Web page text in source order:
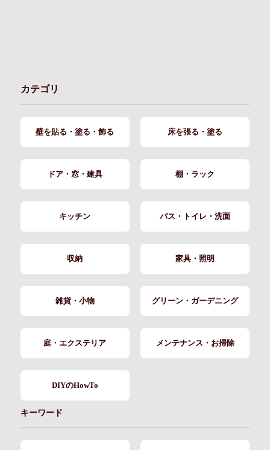
カテゴリ
壁を貼る・塗る・飾る 床を張る・塗る
ドア・窓・建具 棚・ラック
キッチン バス・トイレ・洗面
収納 家具・照明
雑貨・小物 グリーン・ガーデニング
庭・エクステリア メンテナンス・お掃除
DIYのHowTo
キーワード